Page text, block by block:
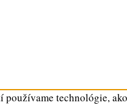
technológie,